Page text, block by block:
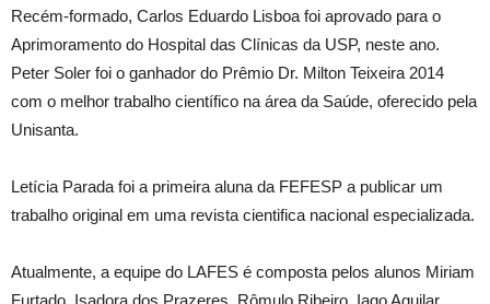
Recém-formado, Carlos Eduardo Lisboa foi aprovado para o
Aprimoramento do Hospital das Clínicas da USP, neste ano.
Peter Soler foi o ganhador do Prêmio Dr. Milton Teixeira 2014
com o melhor trabalho científico na área da Saúde, oferecido pela
Unisanta.
Letícia Parada foi a primeira aluna da FEFESP a publicar um
trabalho original em uma revista cientifica nacional especializada.
Atualmente, a equipe do LAFES é composta pelos alunos Miriam
Furtado, Isadora dos Prazeres, Rômulo Ribeiro, Iago Aguilar,